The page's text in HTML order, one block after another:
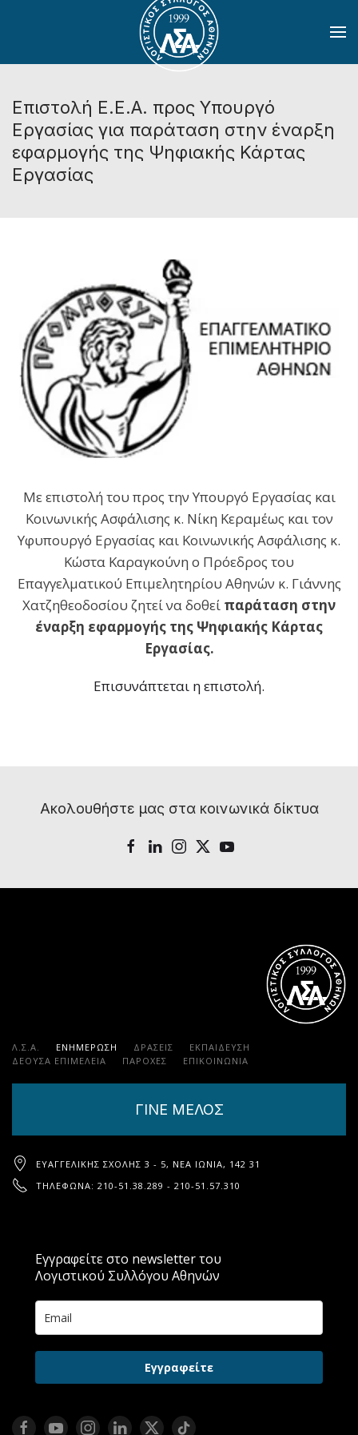
Skip to main content
Επιστολή Ε.Ε.Α. προς Υπουργό
Εργασίας για παράταση στην έναρξη
εφαρμογής της Ψηφιακής Κάρτας
Εργασίας
Με επιστολή του προς την Υπουργό Εργασίας και
Κοινωνικής Ασφάλισης κ. Νίκη Κεραμέως και τον
Υφυπουργό Εργασίας και Κοινωνικής Ασφάλισης κ.
Κώστα Καραγκούνη ο Πρόεδρος του
Επαγγελματικού Επιμελητηρίου Αθηνών κ. Γιάννης
Χατζηθεοδοσίου ζητεί να δοθεί παράταση στην
έναρξη εφαρμογής της Ψηφιακής Κάρτας
Εργασίας.
Επισυνάπτεται η επιστολή.
Ακολουθήστε μας στα κοινωνικά δίκτυα
Λ.Σ.Α. ΕΝΗΜΕΡΩΣΗ ΔΡΑΣΕΙΣ
ΕΚΠΑΊΔΕΥΣΗ
ΔΕΟΥΣΑ ΕΠΙΜΕΛΕΙΑ
ΠΑΡΟΧΈΣ ΕΠΙΚΟΙΝΩΝΊΑ
ΓΙΝΕ ΜΕΛΟΣ
ΕΥΑΓΓΕΛΙΚΉΣ ΣΧΟΛΉΣ 3 - 5, ΝΈΑ ΙΩΝΊΑ, 142 31
ΤΗΛΈΦΩΝΑ: 210-51.38.289 - 210-51.57.310
Εγγραφείτε στο newsletter του
Λογιστικού Συλλόγου Αθηνών
Εγγραφείτε